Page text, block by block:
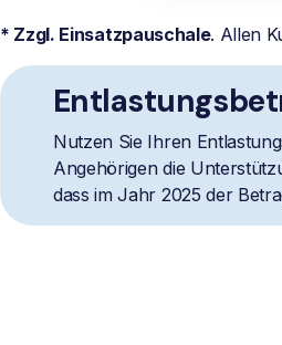
* Zzgl. Einsatzpauschale. Allen
Nutzen Sie Ihren
Angehörigen die
dass im Jahr 2025 der